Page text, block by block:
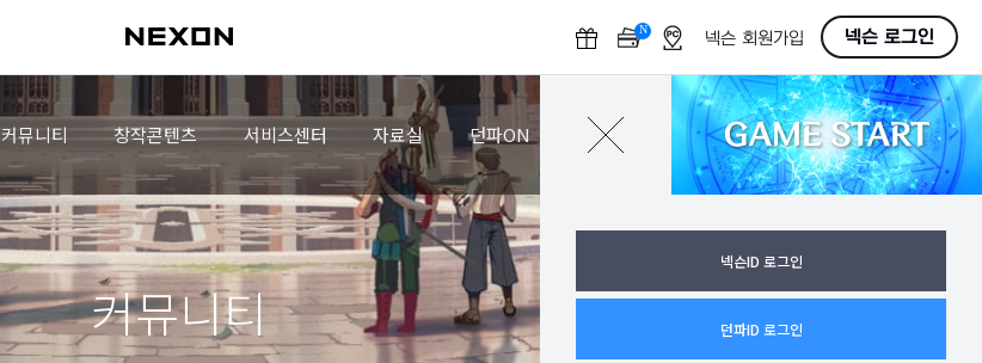
N
F
넥슨 회원가입 넥슨 로그인
커뮤니티 창작콘텐츠 서비스센터 자료실 던파ON GAME START
로그인
넥슨ID 로그인
던파ID 로그인
커뮤니티